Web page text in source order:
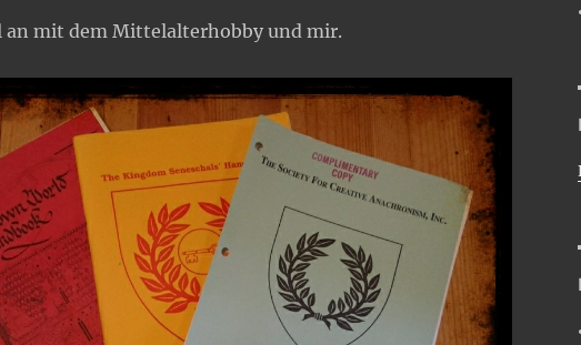
an mit dem Mittelalterhobby und mir.